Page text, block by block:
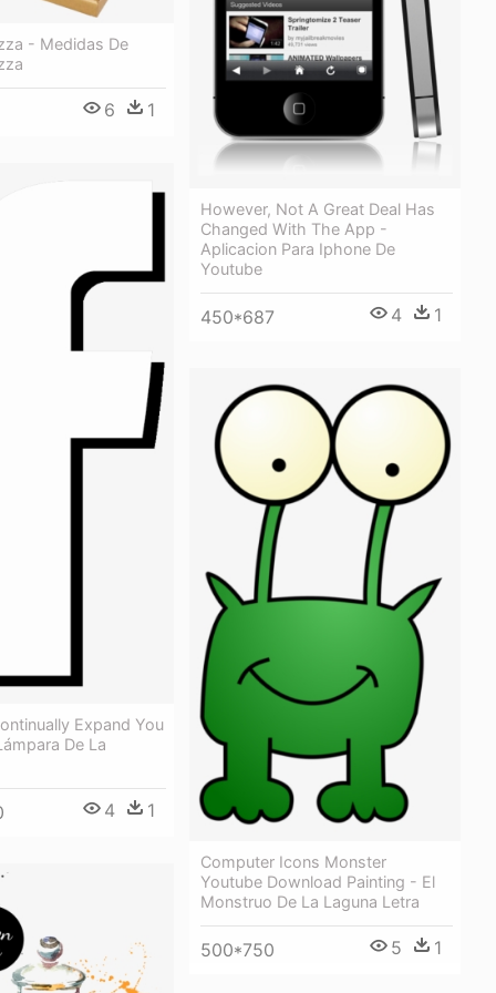
However, Not A Great Deal Has
Changed With The App -
Aplicacion Para Iphone De
Youtube
450*687 4 1
- Medidas De
6 1
Expand You
De La
4 1
Computer Icons Monster
Youtube Download Painting - El
Monstruo De La Laguna Letra
500*750 5 1